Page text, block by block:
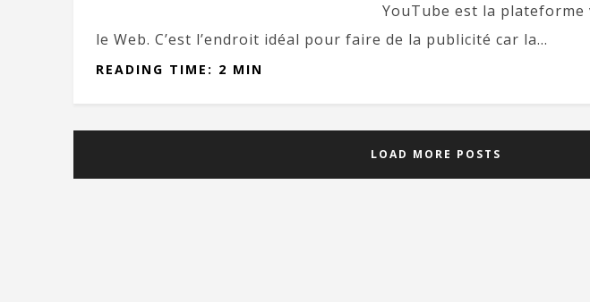
YouTube est la
le Web. C’est l’endroit idéal pour faire de la publicité car la...
READING TIME: 2 MIN
LOAD MORE POSTS